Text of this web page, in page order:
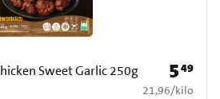
Sweet Garlic 250g Prijs: €
549
€ 21,96 per kilo
21,96/kilo